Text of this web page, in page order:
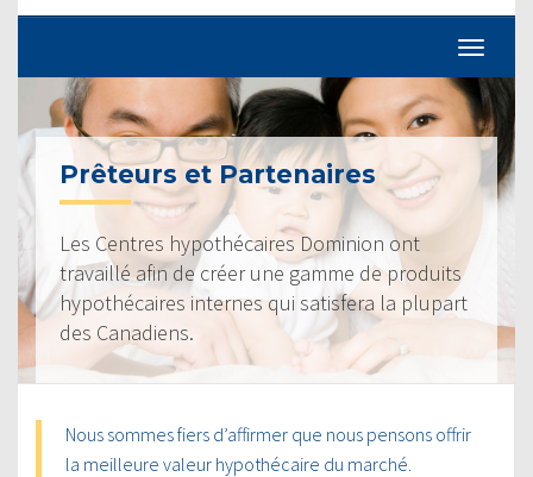
Prêteurs et Partenaires
Les Centres hypothécaires Dominion ont
travaillé afin de créer une gamme de produits
hypothécaires internes qui satisfera la plupart
des Canadiens.
Nous sommes fiers d’affirmer que nous pensons offrir
la meilleure valeur hypothécaire du marché.